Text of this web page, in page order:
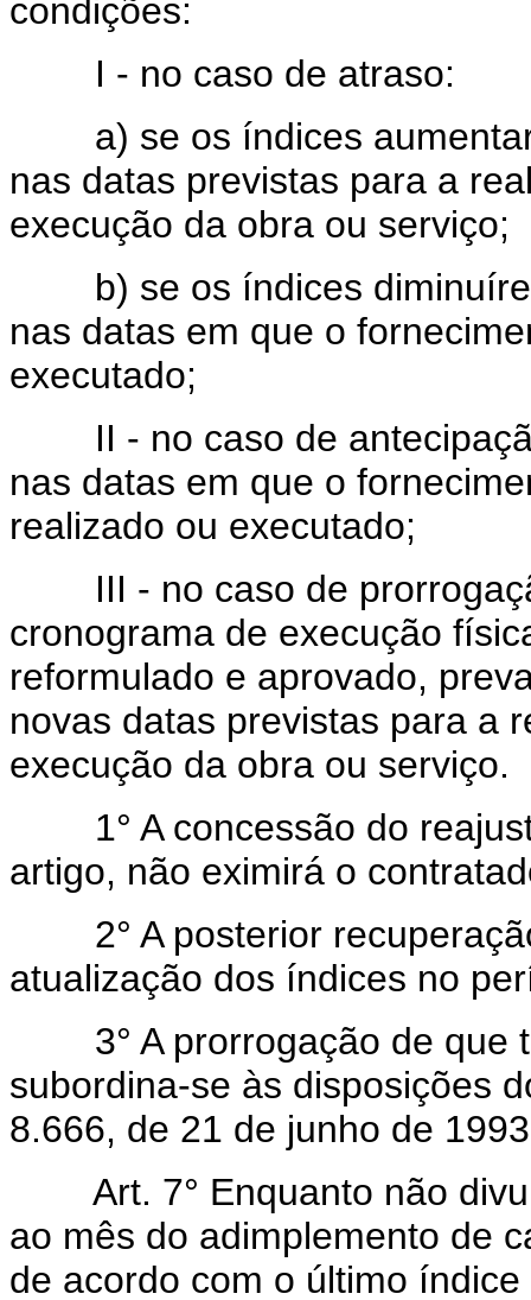
condições:
I - no caso de atraso:
a) se os índices
nas datas previstas para a
execução da obra ou serviço;
b) se os índices
nas datas em que o
executado;
II - no caso de
nas datas em que o
realizado ou executado;
III - no caso de
cronograma de execução
reformulado e aprovado,
novas datas previstas para a
execução da obra ou serviço.
1° A concessão do
artigo, não eximirá o
2° A posterior
atualização dos índices no
3° A prorrogação de que
subordina-se às disposições
8.666, de 21 de junho de
Art. 7° Enquanto não
ao mês do adimplemento de
de acordo com o último